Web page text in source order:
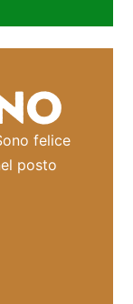
felice
posto